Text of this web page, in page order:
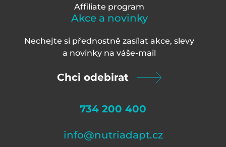
Affiliate program
Akce a novinky
Nechejte si přednostně zasílat akce, slevy
a novinky na váše-mail
Chci odebirat
734 200 400
info@nutriadapt.cz